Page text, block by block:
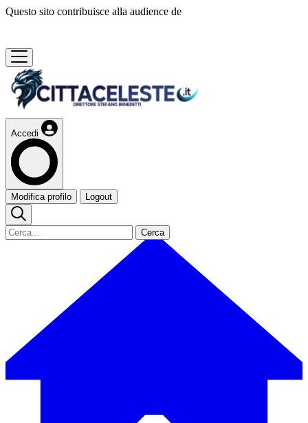
Questo sito contribuisce alla audience de
Accedi
Modifica profilo Logout
Cerca